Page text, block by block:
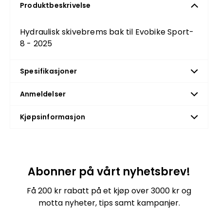
Produktbeskrivelse
Hydraulisk skivebrems bak til Evobike Sport-
8 - 2025
Spesifikasjoner
Anmeldelser
Kjøpsinformasjon
Abonner på vårt nyhetsbrev!
Få 200 kr rabatt på et kjøp over 3000 kr og
motta nyheter, tips samt kampanjer.